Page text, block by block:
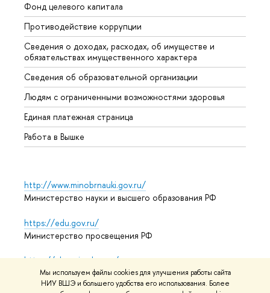
Мы используем файлы cookies для улучшения работы сайта
НИУ ВШЭ и большего удобства его использования. Более
Фонд целевого капитала
Противодействие коррупции
Сведения о доходах, расходах, об имуществе и
обязательствах имущественного характера
Сведения об образовательной организации
Людям с ограниченными возможностями здоровья
Единая платежная страница
Работа в Вышке
http://www.minobrnauki.gov.ru/
Министерство науки и высшего образования РФ
https://edu.gov.ru/
Министерство просвещения РФ
https://elearning.hse.ru/mooc
Массовые открытые онлайн-курсы